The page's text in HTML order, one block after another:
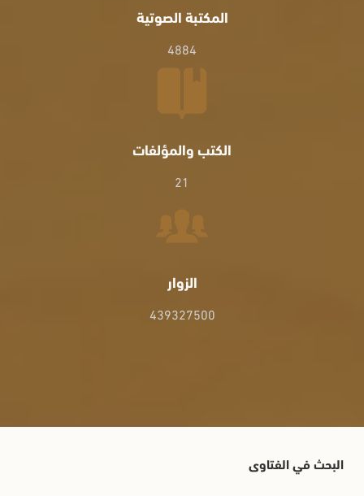
المكتبة الصوتية
4884
الكتب والمؤلفات
21
الزوار
439327500
البحث في الفتاوى